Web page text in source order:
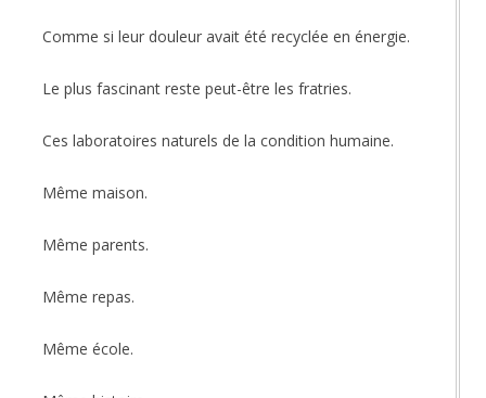
Comme si leur douleur avait été recyclée en énergie.
Le plus fascinant reste peut-être les fratries.
Ces laboratoires naturels de la condition humaine.
Même maison.
Même parents.
Même repas.
Même école.